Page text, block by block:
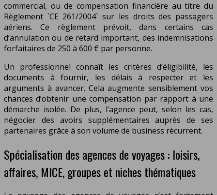
commercial, ou de compensation financière au titre du
Règlement `CE 261/2004` sur les droits des passagers
aériens. Ce règlement prévoit, dans certains cas
d’annulation ou de retard important, des indemnisations
forfaitaires de 250 à 600 € par personne.
Un professionnel connaît les critères d’éligibilité, les
documents à fournir, les délais à respecter et les
arguments à avancer. Cela augmente sensiblement vos
chances d’obtenir une compensation par rapport à une
démarche isolée. De plus, l’agence peut, selon les cas,
négocier des avoirs supplémentaires auprès de ses
partenaires grâce à son volume de business récurrent.
Spécialisation des agences de voyages : loisirs,
affaires, MICE, groupes et niches thématiques